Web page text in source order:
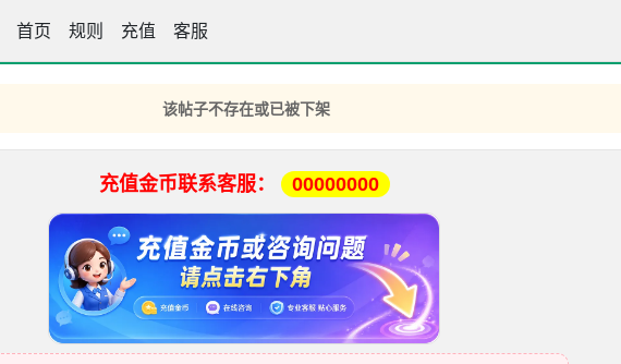
首页 规则 充值 客服
彩霸王高手坛
该帖子不存在或已被下架
充值金币联系客服： 00000000